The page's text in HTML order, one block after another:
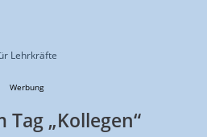
Lehrkräfte
Werbung
„Kollegen“